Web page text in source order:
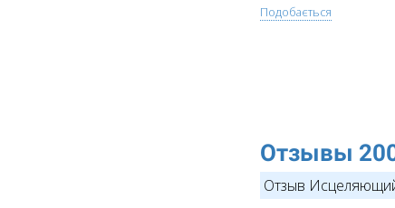
Подобається
Отзывы
Отзыв